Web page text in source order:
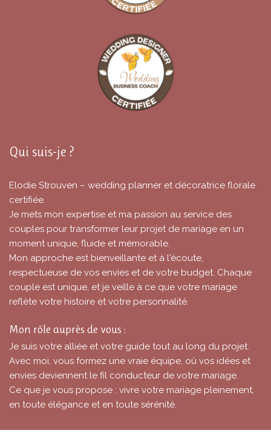
Qui suis-je ?
Elodie Strouven – wedding planner et décoratrice florale
certifiée.
Je mets mon expertise et ma passion au service des
couples pour transformer leur projet de mariage en un
moment unique, fluide et mémorable.
Mon approche est bienveillante et à l'écoute,
respectueuse de vos envies et de votre budget. Chaque
couple est unique, et je veille à ce que votre mariage
reflète votre histoire et votre personnalité.
Mon rôle auprès de vous :
Je suis votre alliée et votre guide tout au long du projet.
Avec moi, vous formez une vraie équipe, où vos idées et
envies deviennent le fil conducteur de votre mariage.
Ce que je vous propose : vivre votre mariage pleinement,
en toute élégance et en toute sérénité.